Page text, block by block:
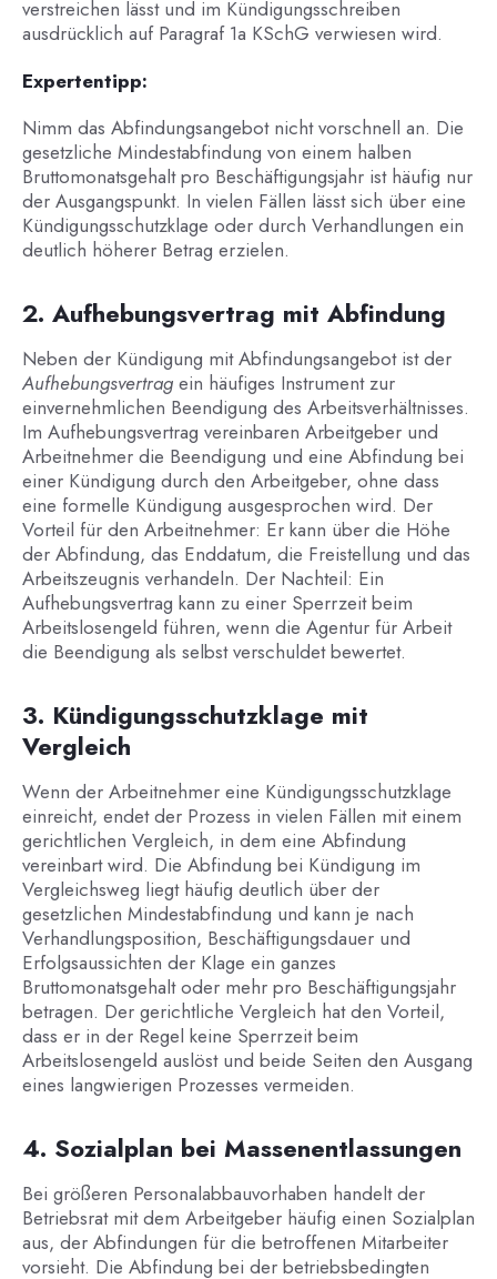
verstreichen lässt und im Kündigungsschreiben
ausdrücklich auf Paragraf 1a KSchG verwiesen wird.
Expertentipp:
Nimm das Abfindungsangebot nicht vorschnell an. Die
gesetzliche Mindestabfindung von einem halben
Bruttomonatsgehalt pro Beschäftigungsjahr ist häufig nur
der Ausgangspunkt. In vielen Fällen lässt sich über eine
Kündigungsschutzklage oder durch Verhandlungen ein
deutlich höherer Betrag erzielen.
2. Aufhebungsvertrag mit Abfindung
Neben der Kündigung mit Abfindungsangebot ist der
Aufhebungsvertragein häufiges Instrument zur
einvernehmlichen Beendigung des Arbeitsverhältnisses.
Im Aufhebungsvertrag vereinbaren Arbeitgeber und
Arbeitnehmer die Beendigung und eine Abfindung bei
einer Kündigung durch den Arbeitgeber, ohne dass
eine formelle Kündigung ausgesprochen wird. Der
Vorteil für den Arbeitnehmer: Er kann über die Höhe
der Abfindung, das Enddatum, die Freistellung und das
Arbeitszeugnis verhandeln. Der Nachteil: Ein
Aufhebungsvertrag kann zu einer Sperrzeit beim
Arbeitslosengeld führen, wenn die Agentur für Arbeit
die Beendigung als selbst verschuldet bewertet.
3. Kündigungsschutzklage mit
Vergleich
Wenn der Arbeitnehmer eine Kündigungsschutzklage
einreicht, endet der Prozess in vielen Fällen mit einem
gerichtlichen Vergleich, in dem eine Abfindung
vereinbart wird. Die Abfindung bei Kündigung im
Vergleichsweg liegt häufig deutlich über der
gesetzlichen Mindestabfindung und kann je nach
Verhandlungsposition, Beschäftigungsdauer und
Erfolgsaussichten der Klage ein ganzes
Bruttomonatsgehalt oder mehr pro Beschäftigungsjahr
betragen. Der gerichtliche Vergleich hat den Vorteil,
dass er in der Regel keine Sperrzeit beim
Arbeitslosengeld auslöst und beide Seiten den Ausgang
eines langwierigen Prozesses vermeiden.
4. Sozialplan bei Massenentlassungen
Bei größeren Personalabbauvorhaben handelt der
Betriebsrat mit dem Arbeitgeber häufig einen Sozialplan
aus, der Abfindungen für die betroffenen Mitarbeiter
vorsieht. Die Abfindung bei der betriebsbedingten